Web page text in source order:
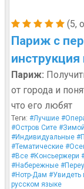
(5,
Париж с
Париж:
от города и
что его любят
Теги: #Лучшие
#Остров Сите #Зимой
#Индивидуальные
#Тематические
#Все #Консьержери
#Набережные
#Нотр-Дам #Увидеть
русском языке